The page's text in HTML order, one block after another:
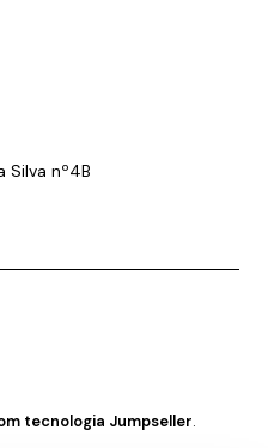
Silva nº4B
tecnologia Jumpseller.